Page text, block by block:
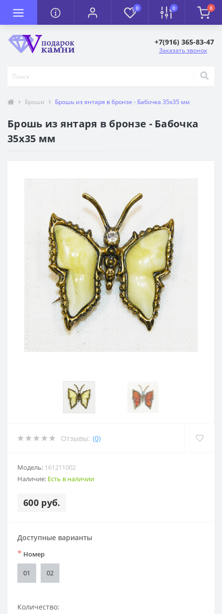
0 0 0
+7(916) 365-83-47
Заказать звонок
Броши Брошь из янтаря в бронзе - Бабочка 35х35 мм
Брошь из янтаря в бронзе - Бабочка
35х35 мм
Отзывы: (0)
Модель: 161211002
Наличие: Есть в наличии
600 руб.
Доступные варианты
* Номер
01 02
Количество: